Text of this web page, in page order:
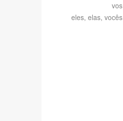
vos
eles, elas, vocês